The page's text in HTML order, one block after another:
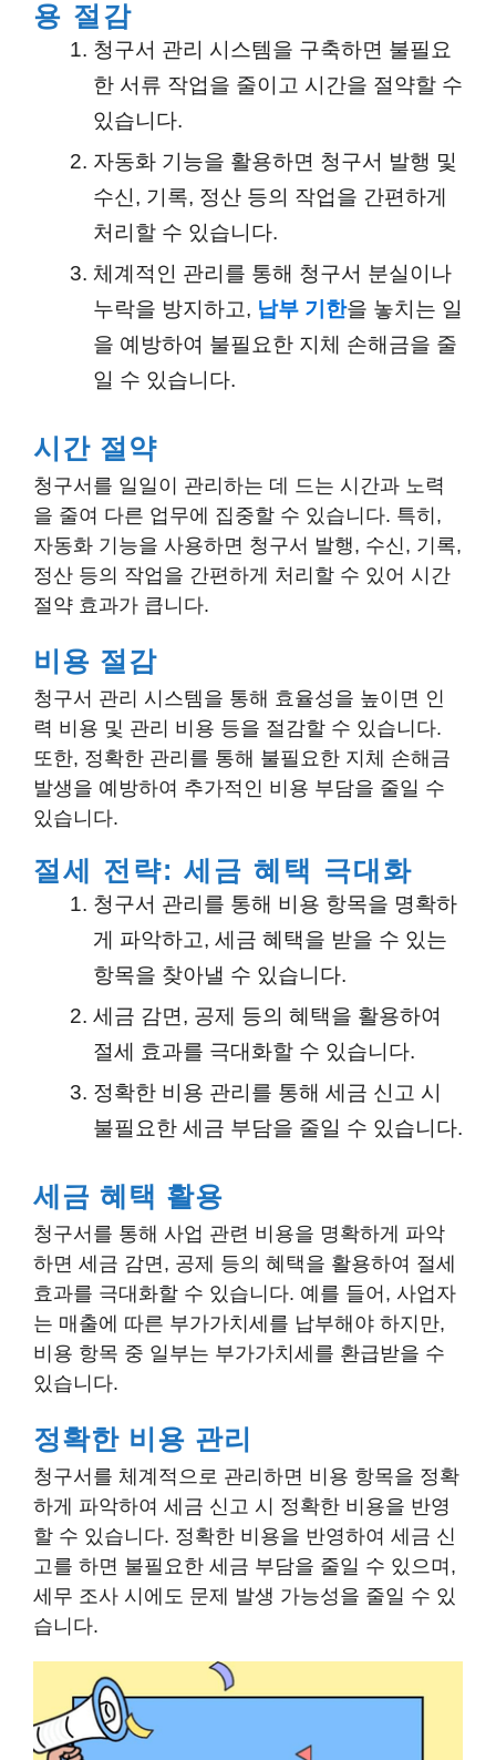
용 절감
청구서 관리 시스템을 구축하면 불필요
한 서류 작업을 줄이고 시간을 절약할 수
있습니다.
자동화 기능을 활용하면 청구서 발행 및
수신, 기록, 정산 등의 작업을 간편하게
처리할 수 있습니다.
체계적인 관리를 통해 청구서 분실이나
누락을 방지하고, 납부 기한을 놓치는 일
을 예방하여 불필요한 지체 손해금을 줄
일 수 있습니다.
시간 절약
청구서를 일일이 관리하는 데 드는 시간과 노력
을 줄여 다른 업무에 집중할 수 있습니다. 특히,
자동화 기능을 사용하면 청구서 발행, 수신, 기록,
정산 등의 작업을 간편하게 처리할 수 있어 시간
절약 효과가 큽니다.
비용 절감
청구서 관리 시스템을 통해 효율성을 높이면 인
력 비용 및 관리 비용 등을 절감할 수 있습니다.
또한, 정확한 관리를 통해 불필요한 지체 손해금
발생을 예방하여 추가적인 비용 부담을 줄일 수
있습니다.
절세 전략: 세금 혜택 극대화
청구서 관리를 통해 비용 항목을 명확하
게 파악하고, 세금 혜택을 받을 수 있는
항목을 찾아낼 수 있습니다.
세금 감면, 공제 등의 혜택을 활용하여
절세 효과를 극대화할 수 있습니다.
정확한 비용 관리를 통해 세금 신고 시
불필요한 세금 부담을 줄일 수 있습니다.
세금 혜택 활용
청구서를 통해 사업 관련 비용을 명확하게 파악
하면 세금 감면, 공제 등의 혜택을 활용하여 절세
효과를 극대화할 수 있습니다. 예를 들어, 사업자
는 매출에 따른 부가가치세를 납부해야 하지만,
비용 항목 중 일부는 부가가치세를 환급받을 수
있습니다.
정확한 비용 관리
청구서를 체계적으로 관리하면 비용 항목을 정확
하게 파악하여 세금 신고 시 정확한 비용을 반영
할 수 있습니다. 정확한 비용을 반영하여 세금 신
고를 하면 불필요한 세금 부담을 줄일 수 있으며,
세무 조사 시에도 문제 발생 가능성을 줄일 수 있
습니다.